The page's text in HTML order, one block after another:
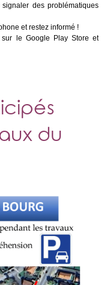
des problématiques
et restez informé !
sur le Google Play Store et
du